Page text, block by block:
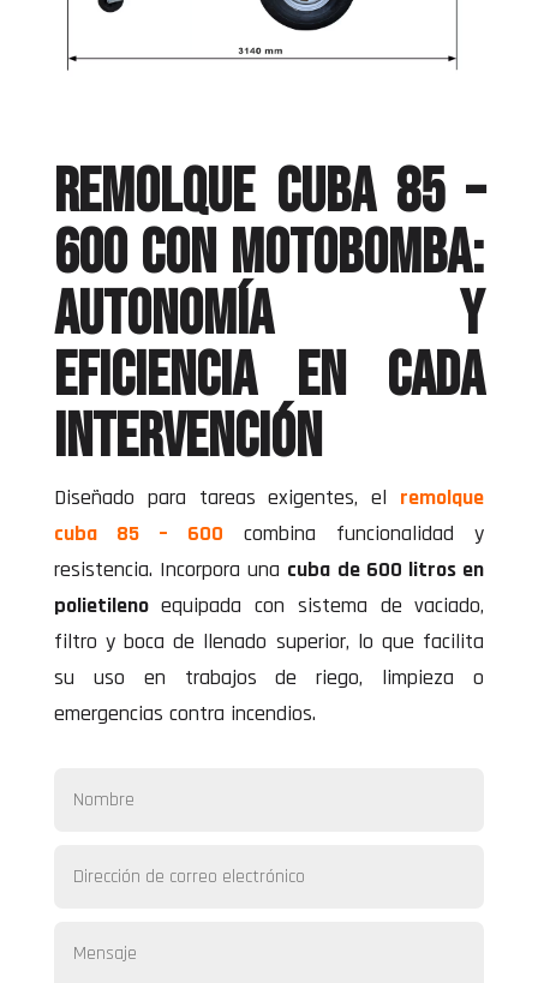
Remolque cuba 85 –
600 con motobomba:
autonomía y
eficiencia en cada
intervención
Diseñado para tareas exigentes, el remolque
cuba 85 – 600 combina funcionalidad y
resistencia. Incorpora una cuba de 600 litros en
polietilenoequipada con sistema de vaciado,
filtro y boca de llenado superior, lo que facilita
su uso en trabajos de riego, limpieza o
emergencias contra incendios.